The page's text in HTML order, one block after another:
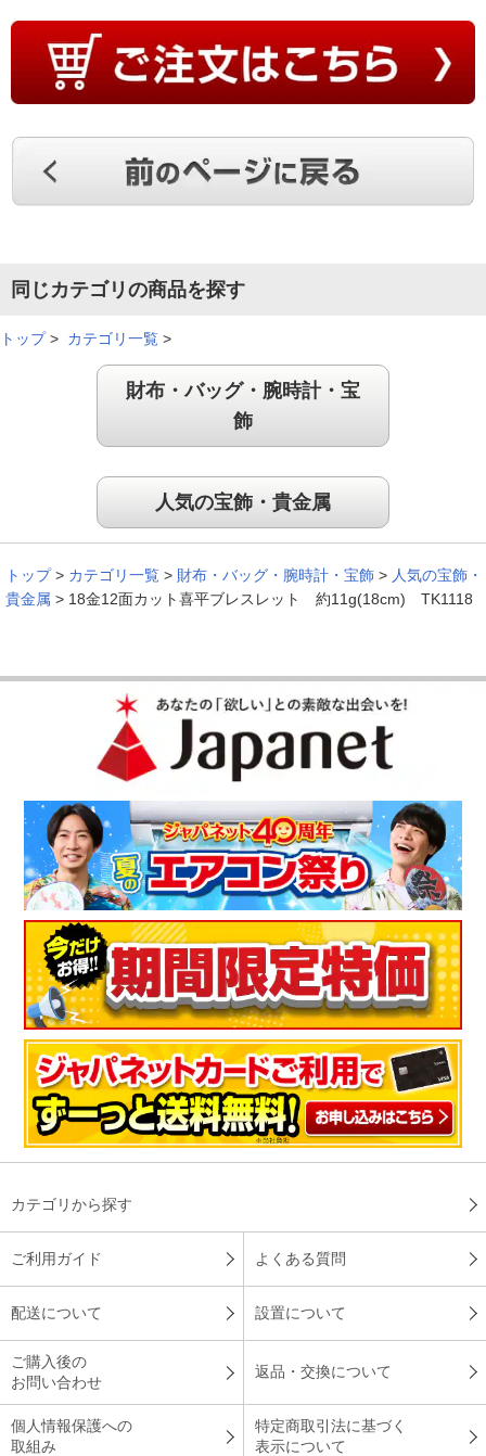
同じカテゴリの商品を探す
トップ> カテゴリ一覧 >
財布・バッグ・腕時計・宝
飾
人気の宝飾・貴金属
トップ > カテゴリ一覧 > 財布・バッグ・腕時計・宝飾 > 人気の宝飾・
貴金属 > 18金12面カット喜平ブレスレット 約11g(18cm) TK1118
カテゴリから探す
ご利用ガイド よくある質問
配送について 設置について
ご購入後の
お問い合わせ
返品・交換について
個人情報保護への
取組み
特定商取引法に基づく
表示について